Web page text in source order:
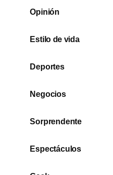
Opinión
Estilo de vida
Deportes
Negocios
Sorprendente
Espectáculos